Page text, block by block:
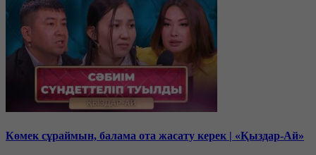
Көмек сұраймын, балама ота жасату керек | «Қыздар-Ай»